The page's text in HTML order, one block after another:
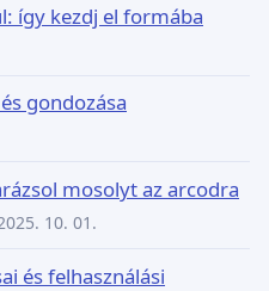
így kezdj el formába
gondozása
mosolyt az arcodra
10. 01.
és felhasználási